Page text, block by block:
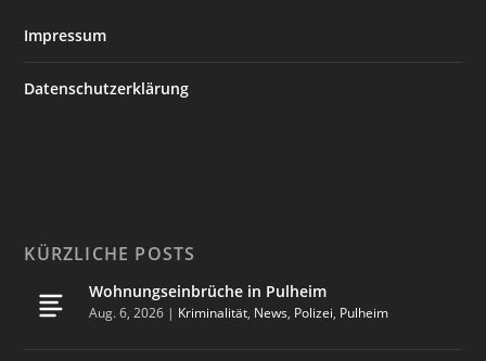
Impressum
Datenschutzerklärung
KÜRZLICHE POSTS
Wohnungseinbrüche in Pulheim
Aug. 6, 2026 | Kriminalität, News, Polizei, Pulheim